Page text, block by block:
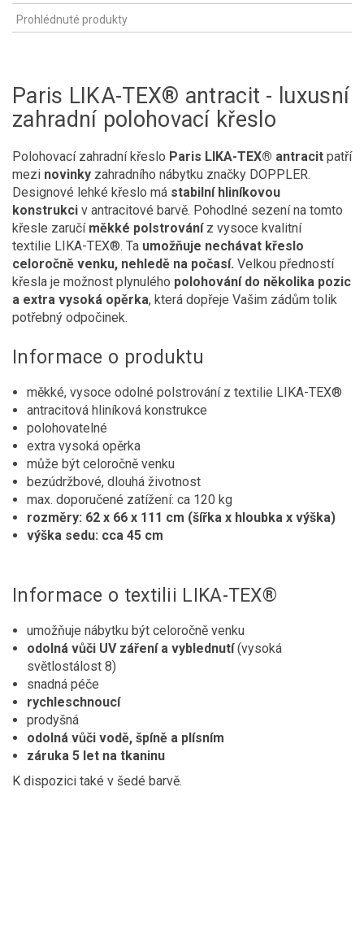
Prohlédnuté produkty
Paris LIKA-TEX® antracit - luxusní
zahradní polohovací křeslo
Polohovací zahradní křeslo Paris LIKA-TEX® antracit patří
mezi novinky zahradního nábytku značky DOPPLER.
Designové lehké křeslo má stabilní hliníkovou
konstrukci v antracitové barvě. Pohodlné sezení na tomto
křesle zaručí měkké polstrování z vysoce kvalitní
textilie LIKA-TEX®. Ta umožňuje nechávat křeslo
celoročně venku, nehledě na počasí. Velkou předností
křesla je možnost plynulého polohování do několika pozic
a extra vysoká opěrka, která dopřeje Vašim zádům tolik
potřebný odpočinek.
Informace o produktu
měkké, vysoce odolné polstrování z textilie LIKA-TEX®
antracitová hliníková konstrukce
polohovatelné
extra vysoká opěrka
může být celoročně venku
bezúdržbové, dlouhá životnost
max. doporučené zatížení: ca 120 kg
rozměry: 62 x 66 x 111 cm (šířka x hloubka x výška)
výška sedu: cca 45 cm
Informace o textilii LIKA-TEX®
umožňuje nábytku být celoročně venku
odolná vůči UV záření a vyblednutí(vysoká
světlostálost 8)
snadná péče
rychleschnoucí
prodyšná
odolná vůči vodě, špíně a plísním
záruka 5 let na tkaninu
K dispozici také v šedé barvě.